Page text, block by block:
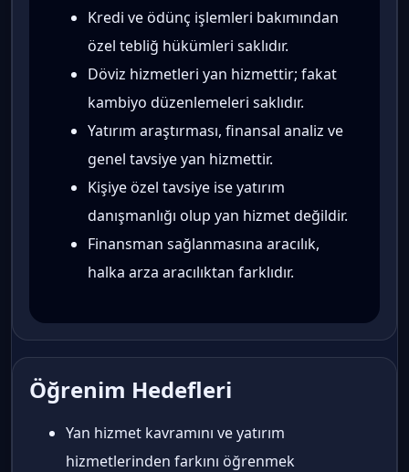
Kredi ve ödünç işlemleri bakımından
özel tebliğ hükümleri saklıdır.
Döviz hizmetleri yan hizmettir; fakat
kambiyo düzenlemeleri saklıdır.
Yatırım araştırması, finansal analiz ve
genel tavsiye yan hizmettir.
Kişiye özel tavsiye ise yatırım
danışmanlığı olup yan hizmet değildir.
Finansman sağlanmasına aracılık,
halka arza aracılıktan farklıdır.
Öğrenim Hedefleri
Yan hizmet kavramını ve yatırım
hizmetlerinden farkını öğrenmek